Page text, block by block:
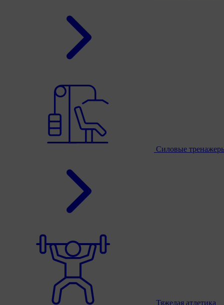
Силовые
Тяжелая атлетика